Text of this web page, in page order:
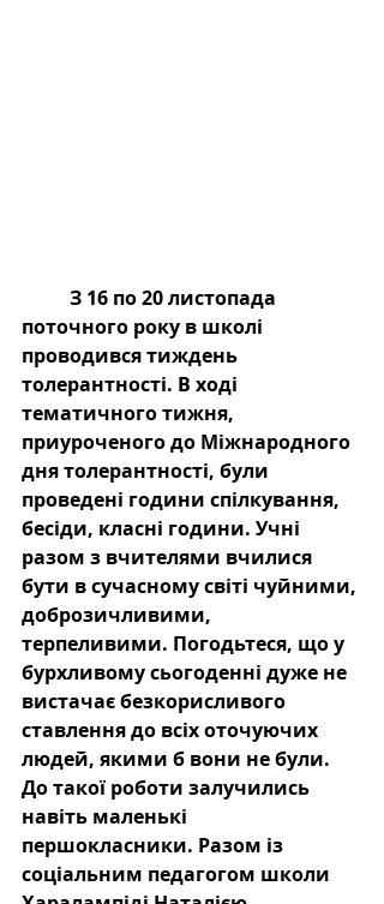
З 16 по 20 листопада
поточного року в школі
проводився тиждень
толерантності. В ході
тематичного тижня,
приуроченого до Міжнародного
дня толерантності, були
проведені години спілкування,
бесіди, класні години. Учні
разом з вчителями вчилися
бути в сучасному світі чуйними,
доброзичливими,
терпеливими. Погодьтеся, що у
бурхливому сьогоденні дуже не
вистачає безкорисливого
ставлення до всіх оточуючих
людей, якими б вони не були.
До такої роботи залучились
навіть маленькі
першокласники. Разом із
соціальним педагогом школи